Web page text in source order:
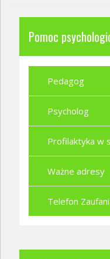
Pomoc
Pedagog
Psycholog
Profilaktyka w
Ważne adresy
Telefon